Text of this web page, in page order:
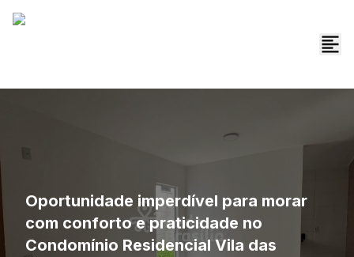
Oportunidade imperdível para morar
com conforto e praticidade no
Condomínio Residencial Vila das